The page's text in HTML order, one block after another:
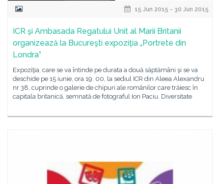
15 Jun 2015 - 30 Jun 2015
ICR şi Ambasada Regatului Unit al Marii Britanii
organizează la Bucureşti expoziţia „Portrete din
Londra”
Expoziţia, care se va întinde pe durata a două săptămâni şi se va
deschide pe 15 iunie, ora 19. 00, la sediul ICR din Aleea Alexandru
nr 38, cuprinde o galerie de chipuri ale românilor care trăiesc în
capitala britanică, semnată de fotograful Ion Paciu. Diversitate